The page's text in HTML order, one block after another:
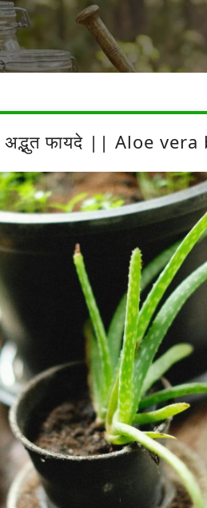
अद्भुत फायदे || Aloe